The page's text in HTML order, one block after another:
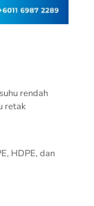
rendah
retak
HDPE, dan